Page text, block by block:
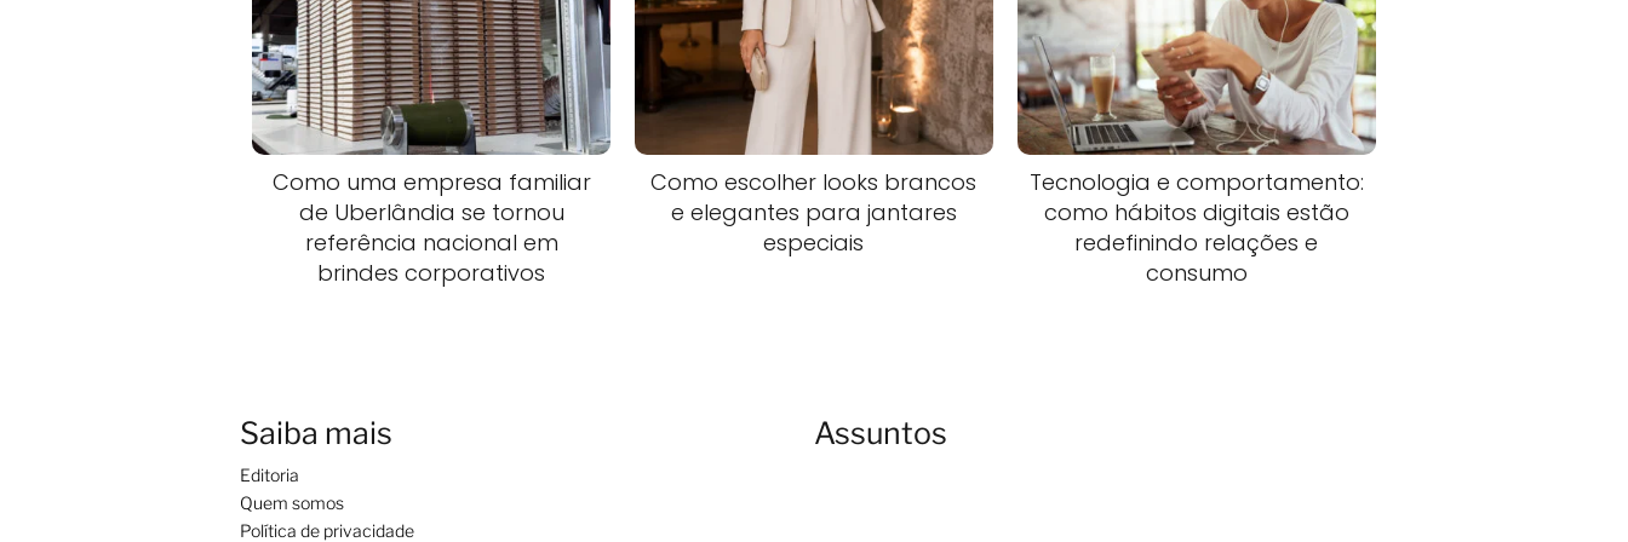
Como uma empresa familiar
de Uberlândia se tornou
referência nacional em
brindes corporativos
Como escolher looks brancos
e elegantes para jantares
especiais
Tecnologia e comportamento:
como hábitos digitais estão
redefinindo relações e
consumo
Saiba mais
Editoria
Quem somos
Política de privacidade
Assuntos